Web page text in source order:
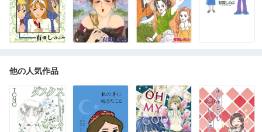
他の人気作品